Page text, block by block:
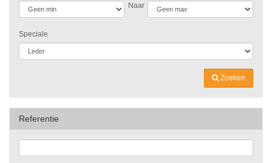
Naar
Speciale
Zoeken
Referentie